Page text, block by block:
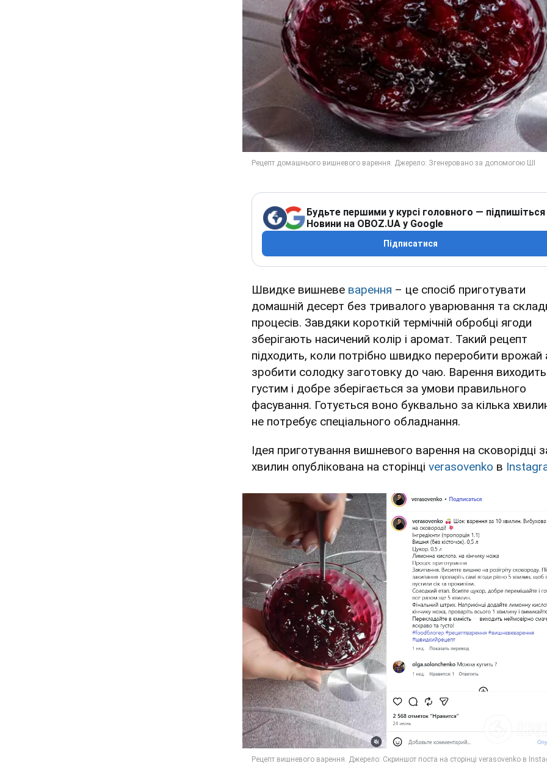
Будьте першими у курсі головного — підпишіться
Новини на OBOZ.UA у Google
Підписатися
Швидке вишневе варення – це спосіб приготувати
домашній десерт без тривалого уварювання та
процесів. Завдяки короткій термічній обробці ягоди
зберігають насичений колір і аромат. Такий рецепт
підходить, коли потрібно швидко переробити врожай
зробити солодку заготовку до чаю. Варення виходить
густим і добре зберігається за умови правильного
фасування. Готується воно буквально за кілька
не потребує спеціального обладнання.
Ідея приготування вишневого варення на сковорідці
хвилин опублікована на сторінці verasovenko в